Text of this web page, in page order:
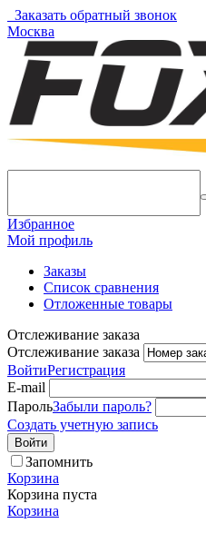
Заказать обратный звонок
Москва
Избранное
Мой профиль
Заказы
Список сравнения
Отложенные товары
Отслеживание заказа
Отслеживание заказа
ВойтиРегистрация
E-mail
ПарольЗабыли пароль?
Создать учетную запись
Войти
Запомнить
Корзина
Корзина пуста
Корзина